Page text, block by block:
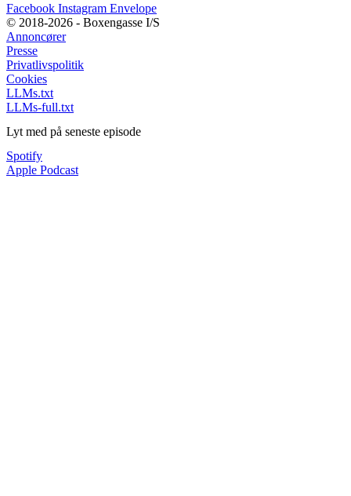
Facebook Instagram Envelope
© 2018-2026 - Boxengasse I/S
Annoncører
Presse
Privatlivspolitik
Cookies
LLMs.txt
LLMs-full.txt
Lyt med på seneste episode
Spotify
Apple Podcast